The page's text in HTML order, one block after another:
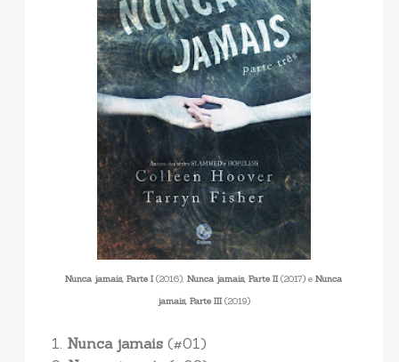
Nunca jamais, Parte I(2016),Nunca jamais, Parte II(2017) eNunca
jamais, Parte III(2019)
1. Nunca jamais(#01)